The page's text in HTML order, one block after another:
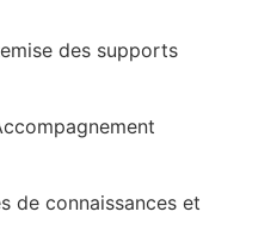
des supports
de connaissances et